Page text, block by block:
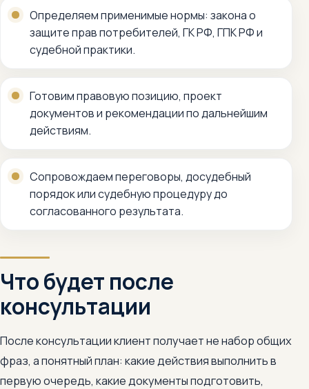
Определяем применимые нормы: закона о
защите прав потребителей, ГК РФ, ГПК РФ и
судебной практики.
Готовим правовую позицию, проект
документов и рекомендации по дальнейшим
действиям.
Сопровождаем переговоры, досудебный
порядок или судебную процедуру до
согласованного результата.
Что будет после
консультации
После консультации клиент получает не набор общих
фраз, а понятный план: какие действия выполнить в
первую очередь, какие документы подготовить,